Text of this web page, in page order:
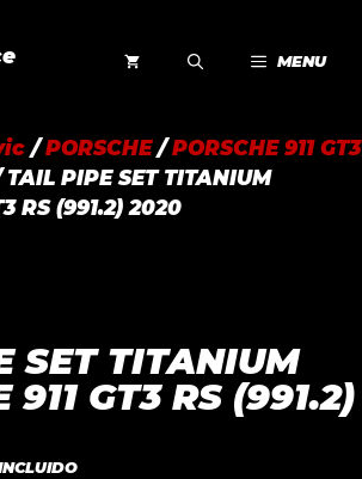
MENU
/PORSCHE/PORSCHE 911 GT3
TAIL PIPE SET TITANIUM
RS (991.2) 2020
SET TITANIUM
911 GT3 RS (991.2)